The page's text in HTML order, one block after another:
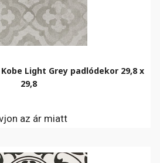
Light Grey padlódekor 29,8 x
29,8
az ár miatt